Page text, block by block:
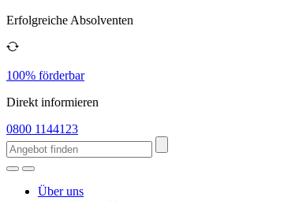
Erfolgreiche Absolventen
100% förderbar
Direkt informieren
0800 1144123
Über uns